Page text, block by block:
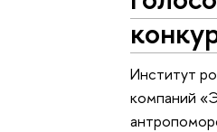
Институт
компаний